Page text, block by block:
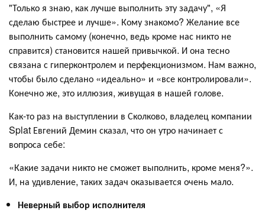
"Только я знаю, как лучше выполнить эту задачу", «Я
сделаю быстрее и лучше». Кому знакомо? Желание все
выполнить самому (конечно, ведь кроме нас никто не
справится) становится нашей привычкой. И она тесно
связана с гиперконтролем и перфекционизмом. Нам важно,
чтобы было сделано «идеально» и «все контролировали».
Конечно же, это иллюзия, живущая в нашей голове.
Как-то раз на выступлении в Сколково, владелец компании
Splat Евгений Демин сказал, что он утро начинает с
вопроса себе:
«Какие задачи никто не сможет выполнить, кроме меня?».
И, на удивление, таких задач оказывается очень мало.
Неверный выбор исполнителя